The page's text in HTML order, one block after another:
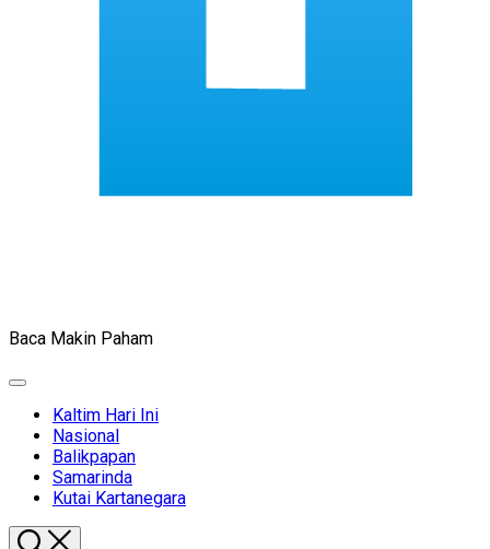
Baca Makin Paham
Expand
Kaltim Hari Ini
Nasional
Balikpapan
Samarinda
Kutai Kartanegara